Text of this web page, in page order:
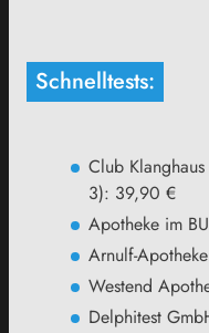
Schnelltests:
Club
3): 39,90 €
Apotheke im
Arnulf-
Westend
Delphitest